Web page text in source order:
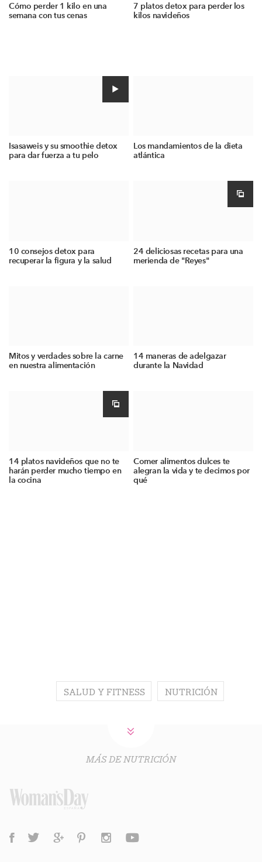
Cómo perder 1 kilo en una
semana con tus cenas
7 platos detox para perder los
kilos navideños
Isasaweis y su smoothie detox
para dar fuerza a tu pelo
Los mandamientos de la dieta
atlántica
10 consejos detox para
recuperar la figura y la salud
24 deliciosas recetas para una
merienda de "Reyes"
Mitos y verdades sobre la carne
en nuestra alimentación
14 maneras de adelgazar
durante la Navidad
14 platos navideños que no te
harán perder mucho tiempo en
la cocina
Comer alimentos dulces te
alegran la vida y te decimos por
qué
SALUD Y FITNESS NUTRICIÓN
MÁS DE NUTRICIÓN